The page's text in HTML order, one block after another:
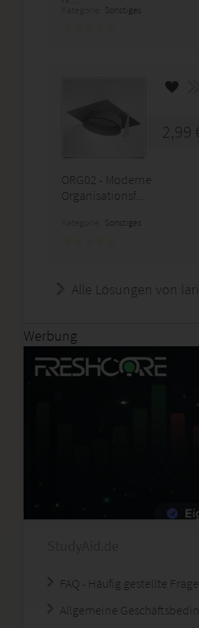
Sonstiges
2,99
ORG02 - Moderne
Organisationsf...
Sonstiges
Alle Lösungen von
Werbung
FAQ - Häufig gestellte
Allgemeine